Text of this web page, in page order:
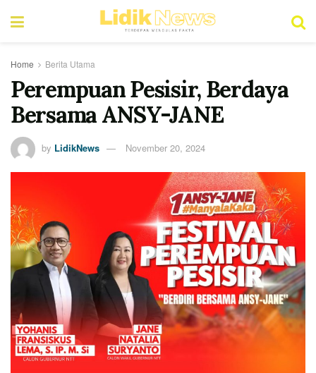
Home Berita Utama
Perempuan Pesisir, Berdaya
Bersama ANSY-JANE
by LidikNews November 20, 2024